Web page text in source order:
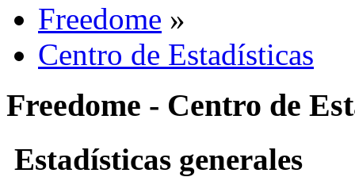
Freedome »
Centro de Estadísticas
Freedome - Centro de
Estadísticas generales